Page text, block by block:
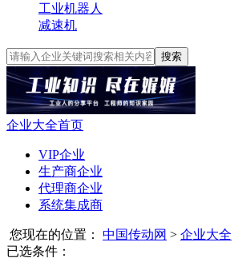
工业机器人
减速机
搜索
企业大全首页
VIP企业
生产商企业
代理商企业
系统集成商
您现在的位置： 中国传动网 > 企业大全
已选条件：